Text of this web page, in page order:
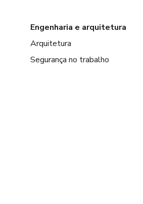
Engenharia e arquitetura
Arquitetura
Segurança no trabalho